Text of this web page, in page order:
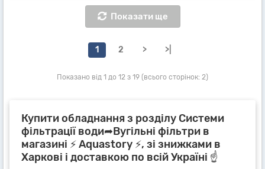
Показати ще
1 2 > >|
Показано від 1 до 12 з 19 (всього сторінок: 2)
Купити обладнання з розділу Системи
фільтрації води➦Вугільні фільтри в
магазині ⚡ Aquastory ⚡, зі знижками в
Харкові і доставкою по всій Україні ☝